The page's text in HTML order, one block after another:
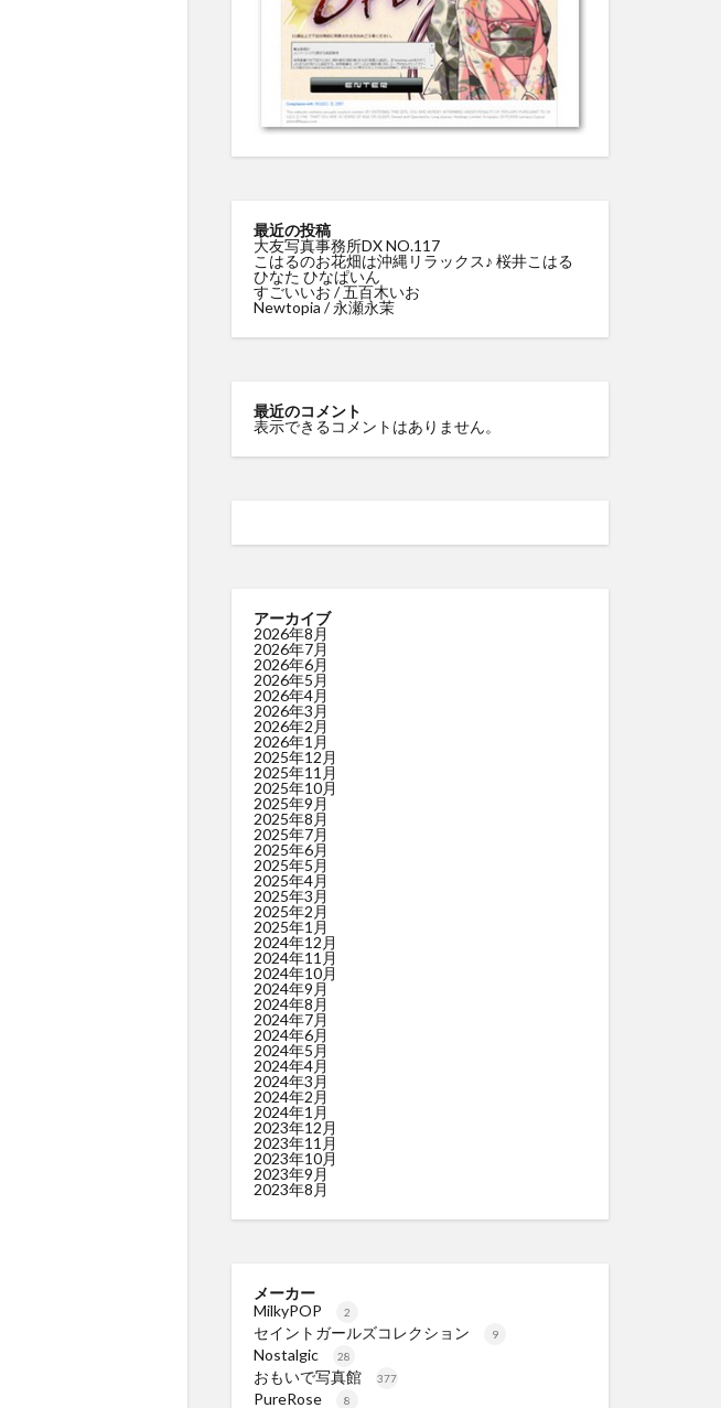
最近の投稿
大友写真事務所DX NO.117
こはるのお花畑は沖縄リラックス♪ 桜井こはる
ひなた ひなぱいん
すごいいお / 五百木いお
Newtopia / 永瀬永茉
最近のコメント
表示できるコメントはありません。
アーカイブ
2026年8月
2026年7月
2026年6月
2026年5月
2026年4月
2026年3月
2026年2月
2026年1月
2025年12月
2025年11月
2025年10月
2025年9月
2025年8月
2025年7月
2025年6月
2025年5月
2025年4月
2025年3月
2025年2月
2025年1月
2024年12月
2024年11月
2024年10月
2024年9月
2024年8月
2024年7月
2024年6月
2024年5月
2024年4月
2024年3月
2024年2月
2024年1月
2023年12月
2023年11月
2023年10月
2023年9月
2023年8月
メーカー
MilkyPOP
2
セイントガールズコレクション 9
Nostalgic 28
おもいで写真館 377
PureRose 8